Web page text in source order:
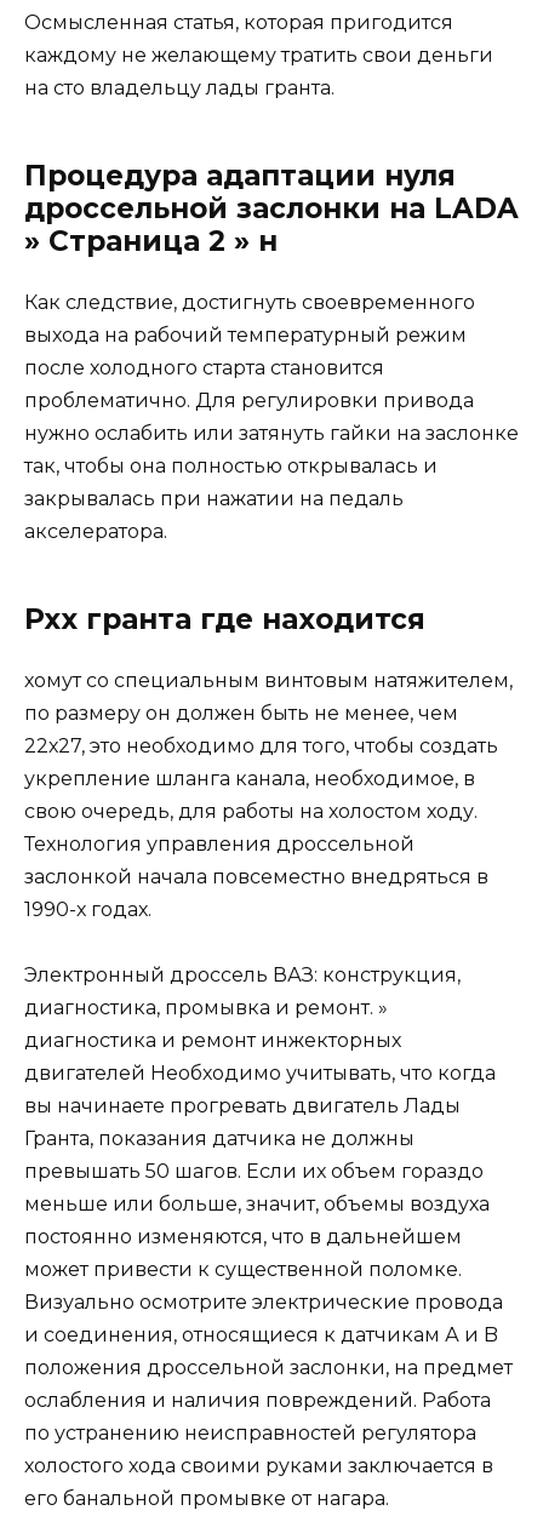
Осмысленная статья, которая пригодится
каждому не желающему тратить свои деньги
на сто владельцу лады гранта.
Процедура адаптации нуля
дроссельной заслонки на LADA
» Страница 2 » н
Как следствие, достигнуть своевременного
выхода на рабочий температурный режим
после холодного старта становится
проблематично. Для регулировки привода
нужно ослабить или затянуть гайки на заслонке
так, чтобы она полностью открывалась и
закрывалась при нажатии на педаль
акселератора.
Рхх гранта где находится
хомут со специальным винтовым натяжителем,
по размеру он должен быть не менее, чем
22х27, это необходимо для того, чтобы создать
укрепление шланга канала, необходимое, в
свою очередь, для работы на холостом ходу.
Технология управления дроссельной
заслонкой начала повсеместно внедряться в
1990-х годах.
Электронный дроссель ВАЗ: конструкция,
диагностика, промывка и ремонт. »
диагностика и ремонт инжекторных
двигателей Необходимо учитывать, что когда
вы начинаете прогревать двигатель Лады
Гранта, показания датчика не должны
превышать 50 шагов. Если их объем гораздо
меньше или больше, значит, объемы воздуха
постоянно изменяются, что в дальнейшем
может привести к существенной поломке.
Визуально осмотрите электрические провода
и соединения, относящиеся к датчикам А и B
положения дроссельной заслонки, на предмет
ослабления и наличия повреждений. Работа
по устранению неисправностей регулятора
холостого хода своими руками заключается в
его банальной промывке от нагара.